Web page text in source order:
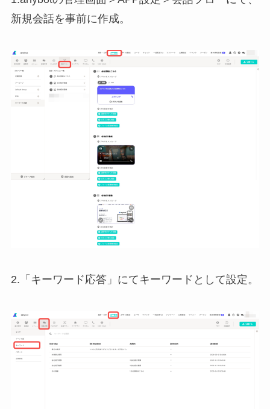
新規会話を事前に作成。
2.「キーワード応答」にてキーワードとして設定。